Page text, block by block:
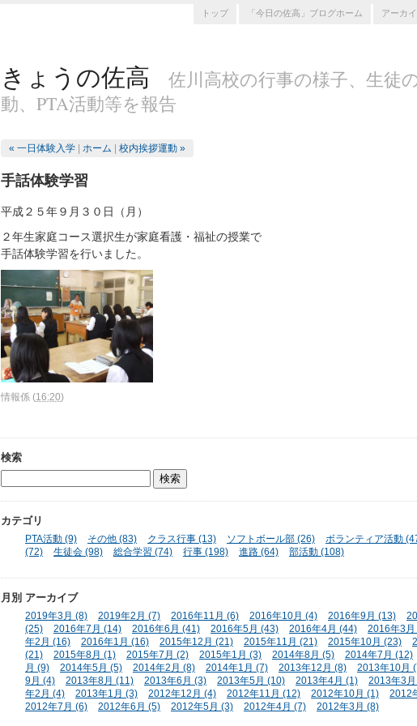
きょうの佐高
佐川高校の行事の様子、生徒
動、PTA活動等を報告
トップ 「今日の佐高」ブログホーム アーカ
« 一日体験入学 ホーム 校内挨拶運動 »
手話体験学習
平成２５年９月３０日（月）
２年生家庭コース選択生が家庭看護・福祉の授業で
手話体験学習を行いました。
情報係 (16:20)
検索
カテゴリ
PTA活動 (9) その他 (83) クラス行事 (13) ソフトボール部 (26) ボランティア活動
(72)
生徒会 (98) 総合学習 (74) 行事 (198) 進路 (64) 部活動 (108)
月別 アーカイブ
2019年3月 (8) 2019年2月 (7) 2016年11月 (6) 2016年10月 (4) 2016年9月 (13)
(25)
2016年7月 (14) 2016年6月 (41) 2016年5月 (43) 2016年4月 (44) 2016年3
年2月 (16)
2016年1月 (16) 2015年12月 (21) 2015年11月 (21) 2015年10月 (23)
(21)
2015年8月 (1) 2015年7月 (2) 2015年1月 (3) 2014年8月 (5) 2014年7月 (12)
月 (9)
2014年5月 (5) 2014年2月 (8) 2014年1月 (7) 2013年12月 (8) 2013年10月
9月 (4)
2013年8月 (11) 2013年6月 (3) 2013年5月 (10) 2013年4月 (1) 2013年3
年2月 (4)
2013年1月 (3) 2012年12月 (4) 2012年11月 (12) 2012年10月 (1)
2012
2012年7月 (6)
2012年6月 (5) 2012年5月 (3) 2012年4月 (7) 2012年3月 (8)